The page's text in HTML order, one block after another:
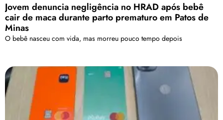
Jovem denuncia negligência no HRAD após bebê
cair de maca durante parto prematuro em Patos de
Minas
O bebê nasceu com vida, mas morreu pouco tempo depois